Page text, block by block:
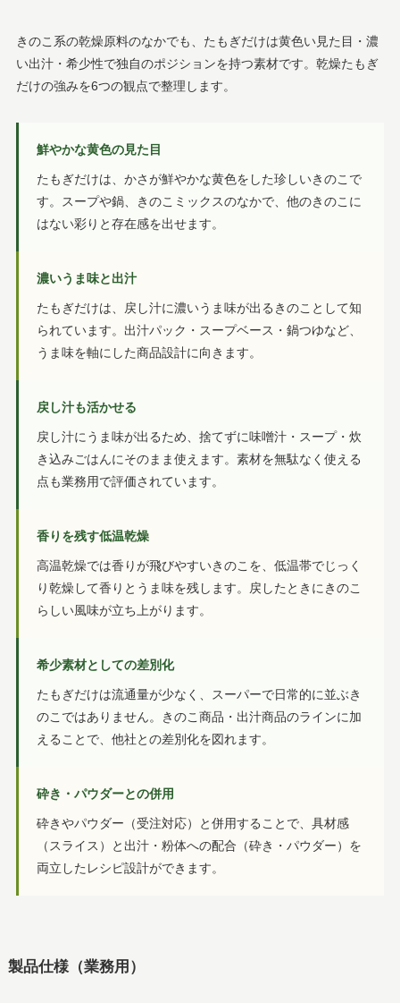
きのこ系の乾燥原料のなかでも、たもぎだけは黄色い見た目・濃
い出汁・希少性で独自のポジションを持つ素材です。乾燥たもぎ
だけの強みを6つの観点で整理します。
鮮やかな黄色の見た目
たもぎだけは、かさが鮮やかな黄色をした珍しいきのこで
す。スープや鍋、きのこミックスのなかで、他のきのこに
はない彩りと存在感を出せます。
濃いうま味と出汁
たもぎだけは、戻し汁に濃いうま味が出るきのことして知
られています。出汁パック・スープベース・鍋つゆなど、
うま味を軸にした商品設計に向きます。
戻し汁も活かせる
戻し汁にうま味が出るため、捨てずに味噌汁・スープ・炊
き込みごはんにそのまま使えます。素材を無駄なく使える
点も業務用で評価されています。
香りを残す低温乾燥
高温乾燥では香りが飛びやすいきのこを、低温帯でじっく
り乾燥して香りとうま味を残します。戻したときにきのこ
らしい風味が立ち上がります。
希少素材としての差別化
たもぎだけは流通量が少なく、スーパーで日常的に並ぶき
のこではありません。きのこ商品・出汁商品のラインに加
えることで、他社との差別化を図れます。
砕き・パウダーとの併用
砕きやパウダー（受注対応）と併用することで、具材感
（スライス）と出汁・粉体への配合（砕き・パウダー）を
両立したレシピ設計ができます。
製品仕様（業務用）